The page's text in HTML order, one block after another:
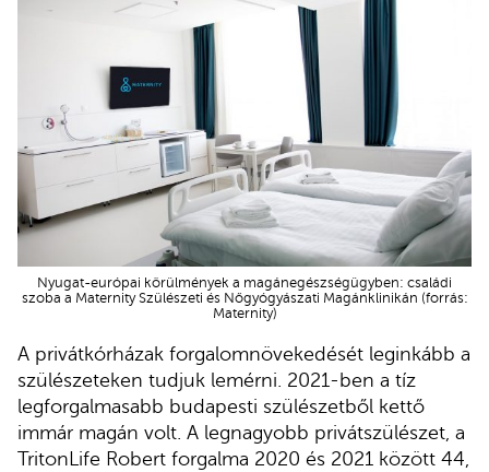
Nyugat-európai körülmények a magánegészségügyben: családi
szoba a Maternity Szülészeti és Nőgyógyászati Magánklinikán (forrás:
Maternity)
A privátkórházak forgalomnövekedését leginkább a
szülészeteken tudjuk lemérni. 2021-ben a tíz
legforgalmasabb budapesti szülészetből kettő
immár magán volt. A legnagyobb privátszülészet, a
TritonLife Robert forgalma 2020 és 2021 között 44,